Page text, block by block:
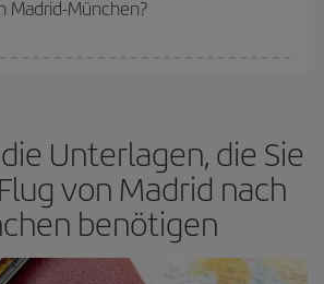
dem Flug und danach, ob die günstigsten
Madrid-München?
Unterlagen, die Sie
von Madrid nach
benötigen